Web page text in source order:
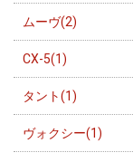
ムーヴ(2)
CX-5(1)
タント(1)
ヴォクシー(1)